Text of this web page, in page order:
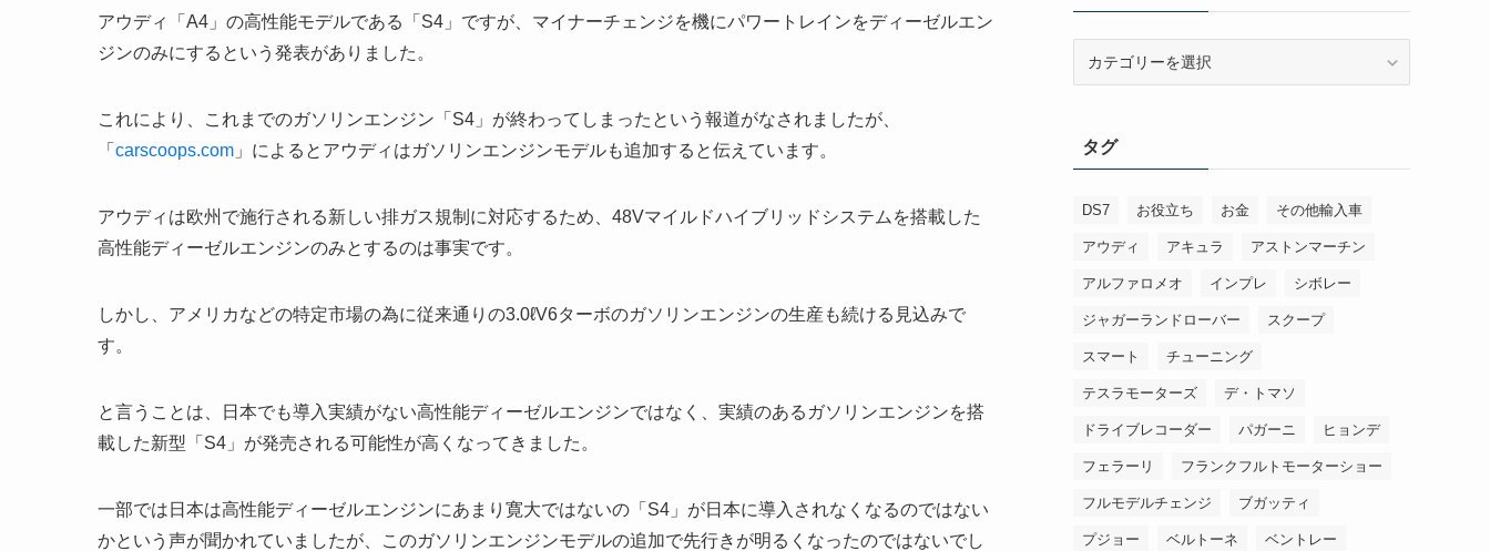
アウディ「A4」の高性能モデルである「S4」ですが、マイナーチェンジを機にパワートレインをディーゼルエン
ジンのみにするという発表がありました。
これにより、これまでのガソリンエンジン「S4」が終わってしまったという報道がなされましたが、
「 carscoops.com 」によるとアウディはガソリンエンジンモデルも追加すると伝えています。
アウディは欧州で施行される新しい排ガス規制に対応するため、48Vマイルドハイブリッドシステムを搭載した
高性能ディーゼルエンジンのみとするのは事実です。
しかし、アメリカなどの特定市場の為に従来通りの3.0ℓV6ターボのガソリンエンジンの生産も続ける見込みで
す。
と言うことは、日本でも導入実績がない高性能ディーゼルエンジンではなく、実績のあるガソリンエンジンを搭
載した新型「S4」が発売される可能性が高くなってきました。
一部では日本は高性能ディーゼルエンジンにあまり寛大ではないの「S4」が日本に導入されなくなるのではない
かという声が聞かれていましたが、このガソリンエンジンモデルの追加で先行きが明るくなったのではないでし
ータグ
DS7 お役立ち お金 その他輸入車
アウディ アキュラ アストンマーチン
アルファロメオ インプレ シボレー
ジャガーランドローバー スクープ
スマート チューニング
テスラモーターズ デ・トマソ
ドライブレコーダー パガーニ ヒョンデ
フェラーリ フランクフルトモーターショー
フルモデルチェンジ ブガッティ
プジョー ベルトーネ ベントレー